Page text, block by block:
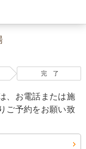
完 了
、お電話または施
ご予約をお願い致